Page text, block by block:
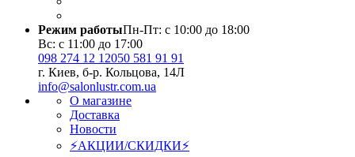
Режим работыПн-Пт: с 10:00 до 18:00
Вс: с 11:00 до 17:00
098 274 12 12050 581 91 91
г. Киев, б-р. Кольцова, 14Л
info@salonlustr.com.ua
О магазине
Доставка
Новости
⚡АКЦИИ/СКИДКИ⚡